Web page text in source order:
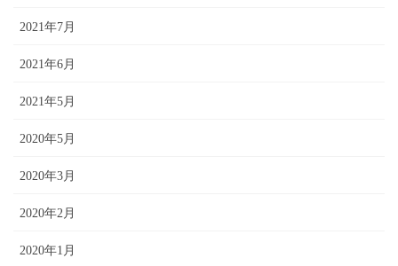
2021年7月
2021年6月
2021年5月
2020年5月
2020年3月
2020年2月
2020年1月